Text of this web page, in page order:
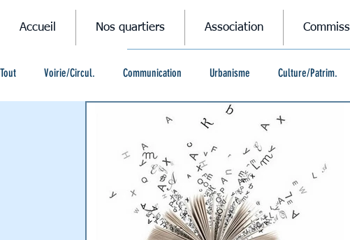
Accueil Nos quartiers Association
Tout Voirie/Circul. Communication Urbanisme Culture/Patrim.